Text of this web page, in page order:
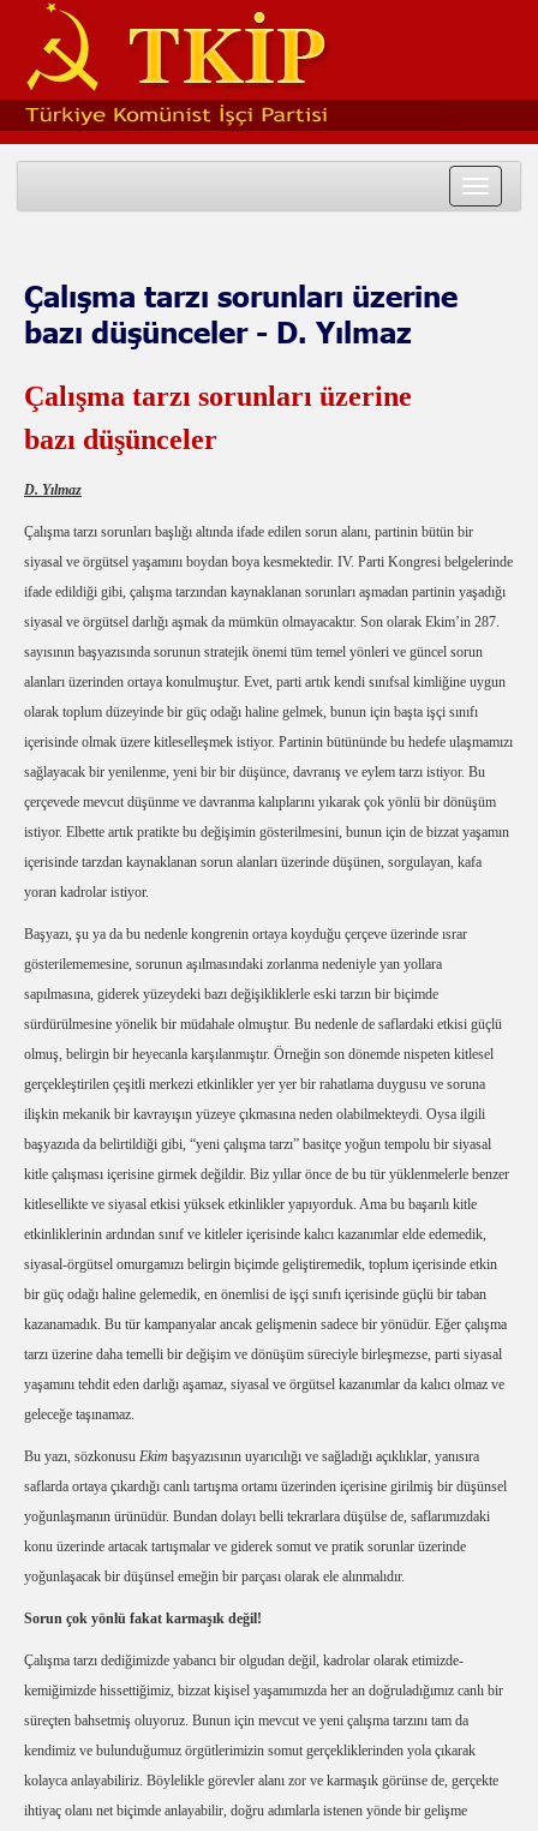
Toggle
Çalışma tarzı sorunları üzerine
bazı düşünceler - D. Yılmaz
Çalışma tarzı sorunları üzerine
bazı düşünceler
D. Yılmaz
Çalışma tarzı sorunları başlığı altında ifade edilen sorun alanı, partinin bütün bir
siyasal ve örgütsel yaşamını boydan boya kesmektedir. IV. Parti Kongresi belgelerinde
ifade edildiği gibi, çalışma tarzından kaynaklanan sorunları aşmadan partinin yaşadığı
siyasal ve örgütsel darlığı aşmak da mümkün olmayacaktır. Son olarak Ekim’in 287.
sayısının başyazısında sorunun stratejik önemi tüm temel yönleri ve güncel sorun
alanları üzerinden ortaya konulmuştur. Evet, parti artık kendi sınıfsal kimliğine uygun
olarak toplum düzeyinde bir güç odağı haline gelmek, bunun için başta işçi sınıfı
içerisinde olmak üzere kitleselleşmek istiyor. Partinin bütününde bu hedefe ulaşmamızı
sağlayacak bir yenilenme, yeni bir bir düşünce, davranış ve eylem tarzı istiyor. Bu
çerçevede mevcut düşünme ve davranma kalıplarını yıkarak çok yönlü bir dönüşüm
istiyor. Elbette artık pratikte bu değişimin gösterilmesini, bunun için de bizzat yaşamın
içerisinde tarzdan kaynaklanan sorun alanları üzerinde düşünen, sorgulayan, kafa
yoran kadrolar istiyor.
Başyazı, şu ya da bu nedenle kongrenin ortaya koyduğu çerçeve üzerinde ısrar
gösterilememesine, sorunun aşılmasındaki zorlanma nedeniyle yan yollara
sapılmasına, giderek yüzeydeki bazı değişikliklerle eski tarzın bir biçimde
sürdürülmesine yönelik bir müdahale olmuştur. Bu nedenle de saflardaki etkisi güçlü
olmuş, belirgin bir heyecanla karşılanmıştır. Örneğin son dönemde nispeten kitlesel
gerçekleştirilen çeşitli merkezi etkinlikler yer yer bir rahatlama duygusu ve soruna
ilişkin mekanik bir kavrayışın yüzeye çıkmasına neden olabilmekteydi. Oysa ilgili
başyazıda da belirtildiği gibi, “yeni çalışma tarzı” basitçe yoğun tempolu bir siyasal
kitle çalışması içerisine girmek değildir. Biz yıllar önce de bu tür yüklenmelerle benzer
kitlesellikte ve siyasal etkisi yüksek etkinlikler yapıyorduk. Ama bu başarılı kitle
etkinliklerinin ardından sınıf ve kitleler içerisinde kalıcı kazanımlar elde edemedik,
siyasal-örgütsel omurgamızı belirgin biçimde geliştiremedik, toplum içerisinde etkin
bir güç odağı haline gelemedik, en önemlisi de işçi sınıfı içerisinde güçlü bir taban
kazanamadık. Bu tür kampanyalar ancak gelişmenin sadece bir yönüdür. Eğer çalışma
tarzı üzerine daha temelli bir değişim ve dönüşüm süreciyle birleşmezse, parti siyasal
yaşamını tehdit eden darlığı aşamaz, siyasal ve örgütsel kazanımlar da kalıcı olmaz ve
geleceğe taşınamaz.
Bu yazı, sözkonusu Ekim başyazısının uyarıcılığı ve sağladığı açıklıklar, yanısıra
saflarda ortaya çıkardığı canlı tartışma ortamı üzerinden içerisine girilmiş bir düşünsel
yoğunlaşmanın ürünüdür. Bundan dolayı belli tekrarlara düşülse de, saflarımızdaki
konu üzerinde artacak tartışmalar ve giderek somut ve pratik sorunlar üzerinde
yoğunlaşacak bir düşünsel emeğin bir parçası olarak ele alınmalıdır.
Sorun çok yönlü fakat karmaşık değil!
Çalışma tarzı dediğimizde yabancı bir olgudan değil, kadrolar olarak etimizde-
kemiğimizde hissettiğimiz, bizzat kişisel yaşamımızda her an doğruladığımız canlı bir
süreçten bahsetmiş oluyoruz. Bunun için mevcut ve yeni çalışma tarzını tam da
kendimiz ve bulunduğumuz örgütlerimizin somut gerçekliklerinden yola çıkarak
kolayca anlayabiliriz. Böylelikle görevler alanı zor ve karmaşık görünse de, gerçekte
ihtiyaç olanı net biçimde anlayabilir, doğru adımlarla istenen yönde bir gelişme